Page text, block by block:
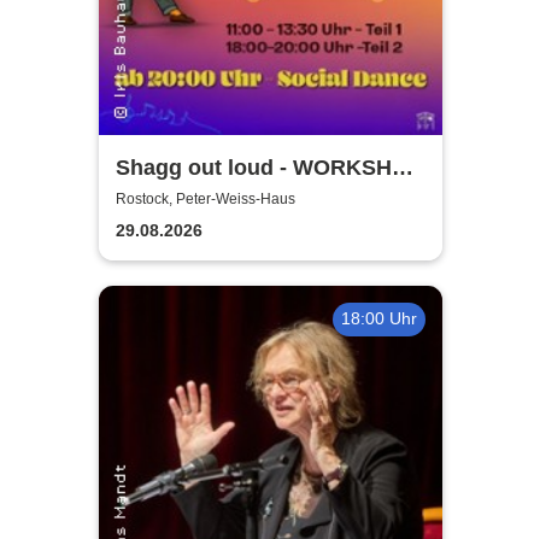
Shagg out loud - WORKSHOP
+ Social Dance | Peter Weiss
Haus Rostock
Rostock, Peter-Weiss-Haus
29.08.2026
18:00 Uhr